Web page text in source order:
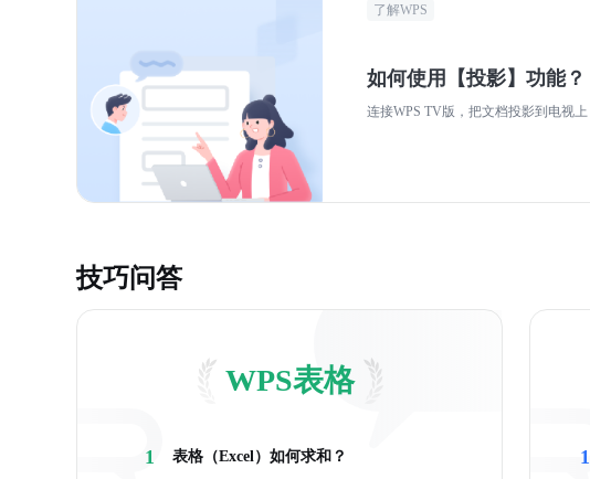
了解WPS
如何使用【投影】功能？
连接WPS TV版，把文档投影到电视上
技巧问答
WPS表格
1 表格（Excel）如何求和？ 1